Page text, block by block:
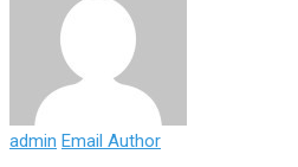
admin Email Author